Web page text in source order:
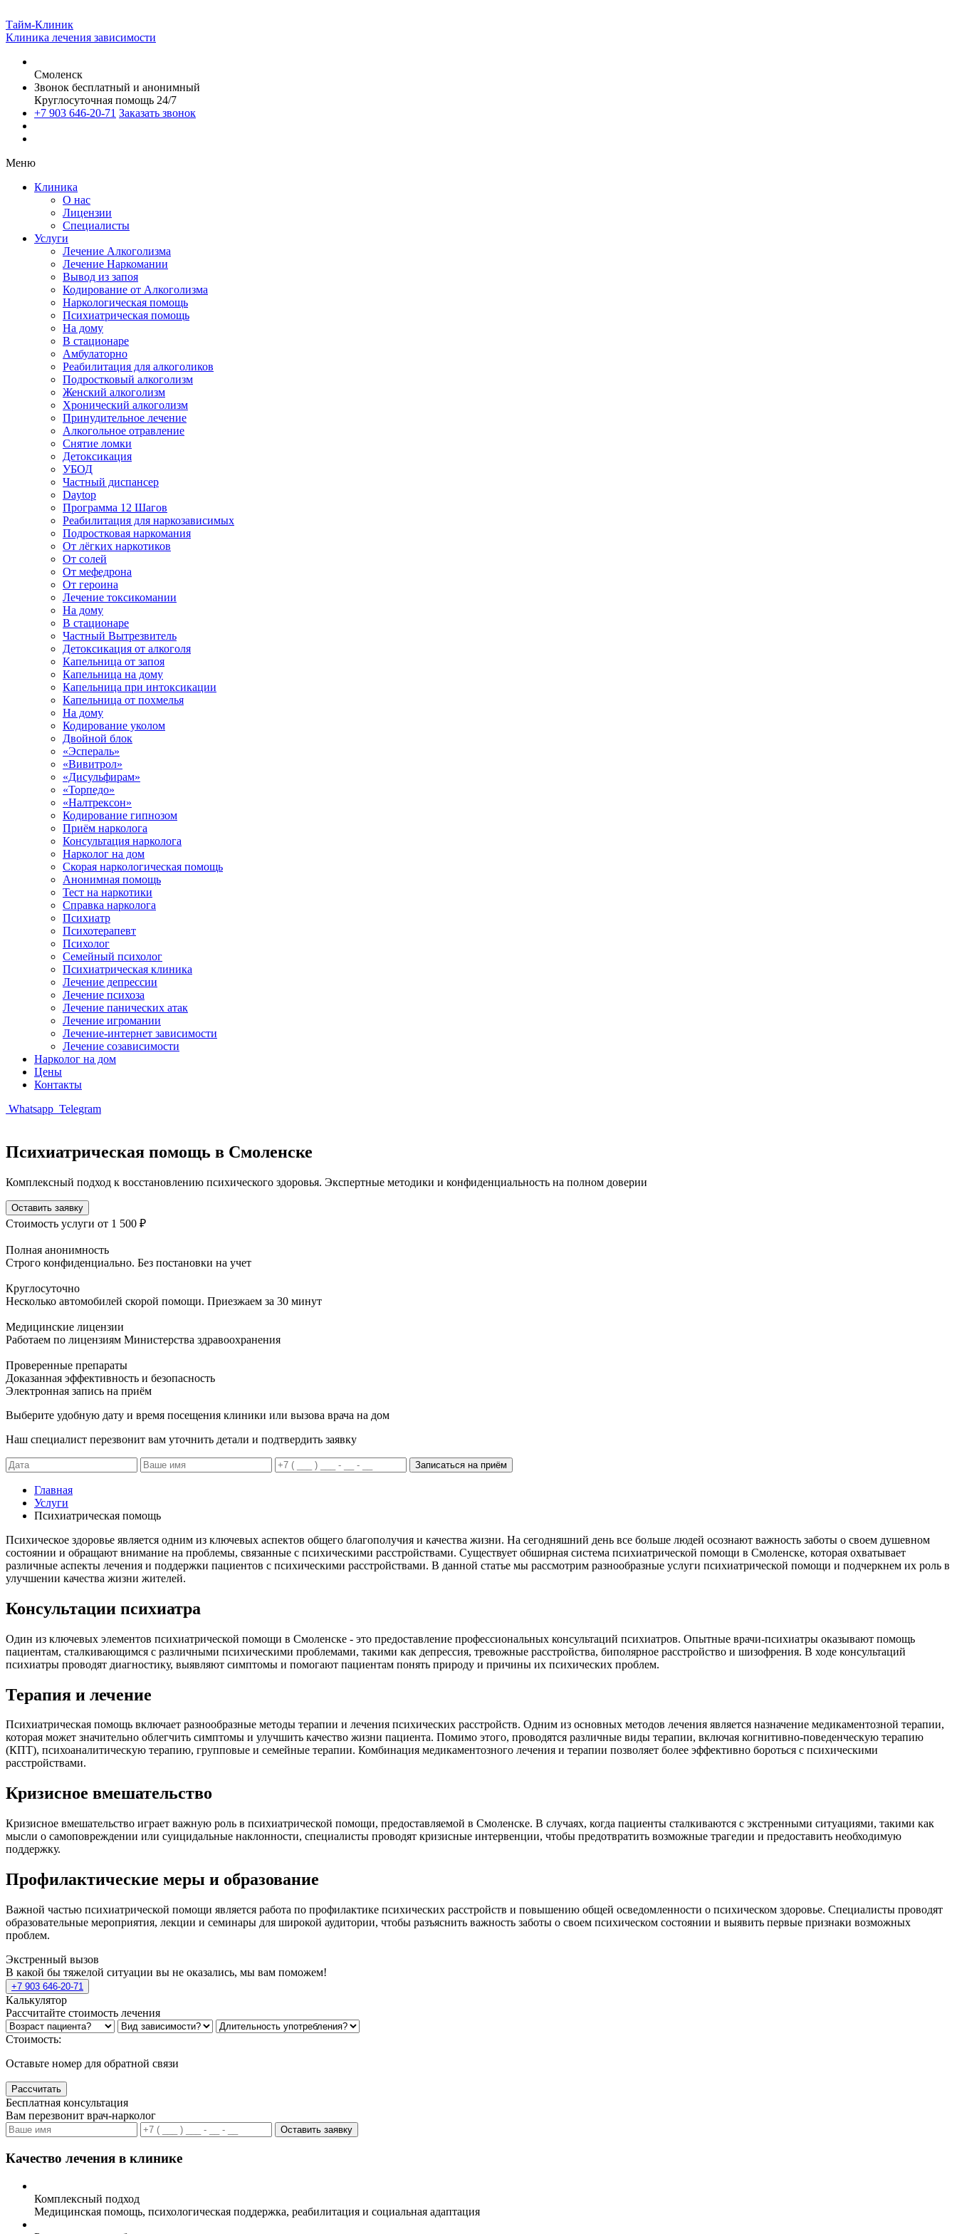
Тайм-Клиник
Клиника лечения зависимости
Смоленск
Звонок бесплатный и анонимный
Круглосуточная помощь 24/7
+7 903 646-20-71 Заказать звонок
Меню
Клиника
О нас
Лицензии
Специалисты
Услуги
Лечение Алкоголизма
Лечение Наркомании
Вывод из запоя
Кодирование от Алкоголизма
Наркологическая помощь
Психиатрическая помощь
На дому
В стационаре
Амбулаторно
Реабилитация для алкоголиков
Подростковый алкоголизм
Женский алкоголизм
Хронический алкоголизм
Принудительное лечение
Алкогольное отравление
Снятие ломки
Детоксикация
УБОД
Частный диспансер
Daytop
Программа 12 Шагов
Реабилитация для наркозависимых
Подростковая наркомания
От лёгких наркотиков
От солей
От мефедрона
От героина
Лечение токсикомании
На дому
В стационаре
Частный Вытрезвитель
Детоксикация от алкоголя
Капельница от запоя
Капельница на дому
Капельница при интоксикации
Капельница от похмелья
На дому
Кодирование уколом
Двойной блок
«Эспераль»
«Вивитрол»
«Дисульфирам»
«Торпедо»
«Налтрексон»
Кодирование гипнозом
Приём нарколога
Консультация нарколога
Нарколог на дом
Скорая наркологическая помощь
Анонимная помощь
Тест на наркотики
Справка нарколога
Психиатр
Психотерапевт
Психолог
Семейный психолог
Психиатрическая клиника
Лечение депрессии
Лечение психоза
Лечение панических атак
Лечение игромании
Лечение-интернет зависимости
Лечение созависимости
Нарколог на дом
Цены
Контакты
Whatsapp Telegram
Психиатрическая помощь в Смоленске
Комплексный подход к восстановлению психического здоровья. Экспертные методики и конфиденциальность на полном доверии
Оставить заявку
Стоимость услуги от 1 500 ₽
Полная анонимность
Строго конфиденциально. Без постановки на учет
Круглосуточно
Несколько автомобилей скорой помощи. Приезжаем за 30 минут
Медицинские лицензии
Работаем по лицензиям Министерства здравоохранения
Проверенные препараты
Доказанная эффективность и безопасность
Электронная запись на приём
Выберите удобную дату и время посещения клиники или вызова врача на дом
Наш специалист перезвонит вам уточнить детали и подтвердить заявку
Записаться на приём
Главная
Услуги
Психиатрическая помощь
Психическое здоровье является одним из ключевых аспектов общего благополучия и качества жизни. На сегодняшний день все больше людей осознают важность заботы о своем душевном
состоянии и обращают внимание на проблемы, связанные с психическими расстройствами. Существует обширная система психиатрической помощи в Смоленске, которая охватывает
различные аспекты лечения и поддержки пациентов с психическими расстройствами. В данной статье мы рассмотрим разнообразные услуги психиатрической помощи и подчеркнем их роль в
улучшении качества жизни жителей.
Консультации психиатра
Один из ключевых элементов психиатрической помощи в Смоленске - это предоставление профессиональных консультаций психиатров. Опытные врачи-психиатры оказывают помощь
пациентам, сталкивающимся с различными психическими проблемами, такими как депрессия, тревожные расстройства, биполярное расстройство и шизофрения. В ходе консультаций
психиатры проводят диагностику, выявляют симптомы и помогают пациентам понять природу и причины их психических проблем.
Терапия и лечение
Психиатрическая помощь включает разнообразные методы терапии и лечения психических расстройств. Одним из основных методов лечения является назначение медикаментозной терапии,
которая может значительно облегчить симптомы и улучшить качество жизни пациента. Помимо этого, проводятся различные виды терапии, включая когнитивно-поведенческую терапию
(КПТ), психоаналитическую терапию, групповые и семейные терапии. Комбинация медикаментозного лечения и терапии позволяет более эффективно бороться с психическими
расстройствами.
Кризисное вмешательство
Кризисное вмешательство играет важную роль в психиатрической помощи, предоставляемой в Смоленске. В случаях, когда пациенты сталкиваются с экстренными ситуациями, такими как
мысли о самоповреждении или суицидальные наклонности, специалисты проводят кризисные интервенции, чтобы предотвратить возможные трагедии и предоставить необходимую
поддержку.
Профилактические меры и образование
Важной частью психиатрической помощи является работа по профилактике психических расстройств и повышению общей осведомленности о психическом здоровье. Специалисты проводят
образовательные мероприятия, лекции и семинары для широкой аудитории, чтобы разъяснить важность заботы о своем психическом состоянии и выявить первые признаки возможных
проблем.
Экстренный вызов
В какой бы тяжелой ситуации вы не оказались, мы вам поможем!
+7 903 646-20-71
Калькулятор
Рассчитайте стоимость лечения
Стоимость:
Оставьте номер для обратной связи
Рассчитать
Бесплатная консультация
Вам перезвонит врач-нарколог
Оставить заявку
Качество лечения в клинике
Комплексный подход
Медицинская помощь, психологическая поддержка, реабилитация и социальная адаптация